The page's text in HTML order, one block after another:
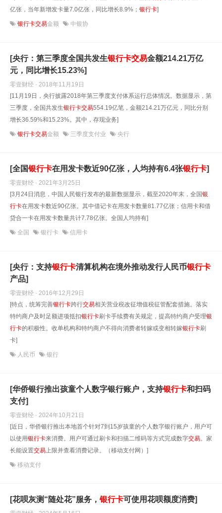
亿张，当年新增发卡量7.0亿张，同比增长8.9%； 银行卡]
银行卡交易金额 中银协
[央行：第三季度全国共发生银行卡交易金额214.21万亿
元，同比增长15.23%]
零壹财经 · 2018年11月19日
[11月19日，央行披露2018年第三季度支付体系运行总体情况。数据显示，第
三季度，全国共发生银行卡交易554.19亿笔，金额214.21万亿元，同比分别
增长36.59%和15.23%。其中，存现业务]
银行卡交易金额 三季度支付业 央行
[全国银行卡在用发卡数近90亿张，人均持有6.4张银行卡]
零壹财经 · 2021年3月25日
[3月24日消息，中国人民银行发布的最新数据显示，截至2020年末，全国银
行卡在用发卡数近90亿张。其中借记卡在用发卡数量81.77亿张；信用卡和借
贷合一卡在用发卡数量共计7.78亿张。全国人均持有]
全国 银行卡 信用卡
[央行：支持银行卡清算机构在境外推动发行人民币银行卡
产品]
零壹财经 · 2016年12月29日
[特点，统筹完善银行卡跨行交易相关营业税改征增值税征管配套措施。落实
特约商户及时足额进项抵扣银行卡刷卡手续费有关规定，提高特约商户受理银
行卡的积极性。收单机构和特约商户不得向消费者转嫁或变相转嫁银行卡刷
卡]
人民币 银行
[华侨银行推出孩童个人数字银行账户，支持银行卡和扫码
支付]
零壹财经 · 2024年10月21日
[近日，华侨银行推出本地首个针对7到15岁孩童的个人数字银行账户，用户可
以使用银行卡来消费。用户可通过刷卡和扫描二维码等方式完成数字交易。家
长能设置交易上限并查看消费记录。（移动支付网）]
移动支付
[花呗灰测“随处花”服务，银行卡可使用花呗额度消费]